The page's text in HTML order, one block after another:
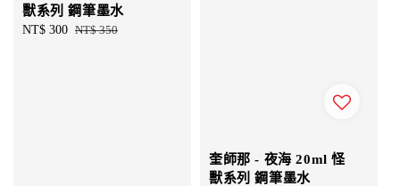
獸系列 鋼筆墨水
Sale
NT$ 300 Regular
NT$ 350
奎師那 - 夜海 20ml 怪
獸系列 鋼筆墨水